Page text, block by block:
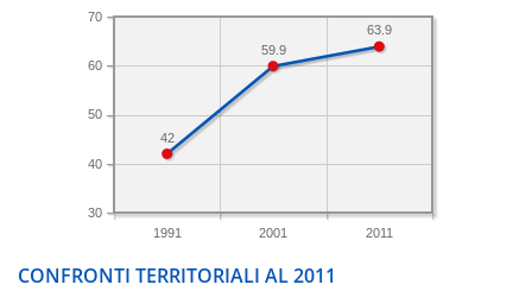
1991 2001 2011
30
40
50
60
70
63.9
59.9
42
CONFRONTI TERRITORIALI AL 2011